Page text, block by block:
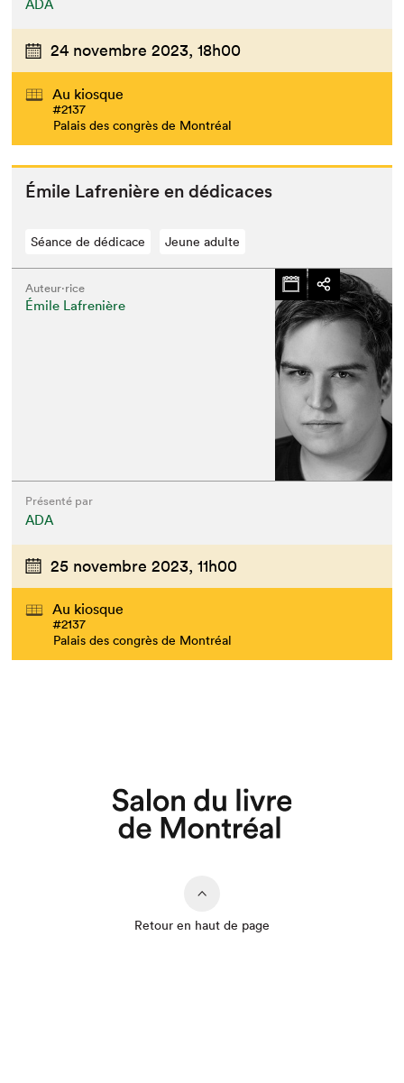
ADA
24 novembre 2023, 18h00
Au kiosque
#2137
Palais des congrès de Montréal
Émile Lafrenière en dédicaces
Séance de dédicace Jeune adulte
Auteur·rice
Émile Lafrenière
Présenté par
ADA
25 novembre 2023, 11h00
Au kiosque
#2137
Palais des congrès de Montréal
Retour en haut de page